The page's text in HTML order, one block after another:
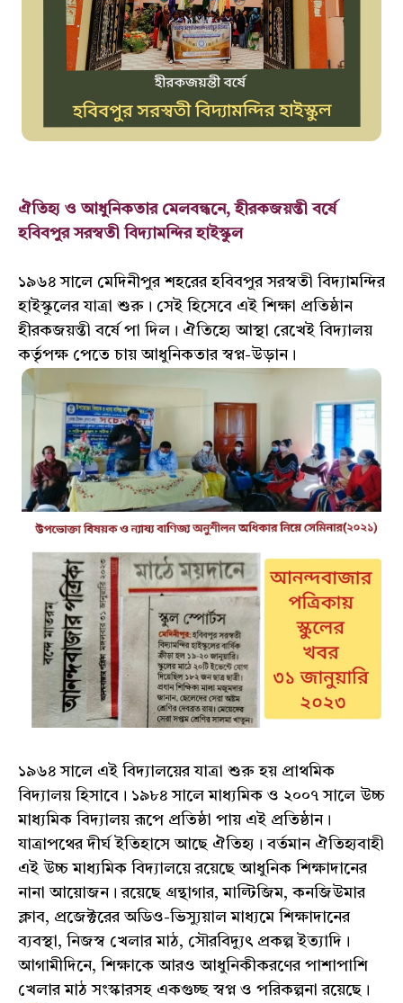
ঐতিহ্য ও আধুনিকতার মেলবন্ধনে, হীরকজয়ন্তী বর্ষে
হবিবপুর সরস্বতী বিদ্যামন্দির হাইস্কুল
১৯৬৪ সালে মেদিনীপুর শহরের হবিবপুর সরস্বতী বিদ্যামন্দির
হাইস্কুলের যাত্রা শুরু। সেই হিসেবে এই শিক্ষা প্রতিষ্ঠান
হীরকজয়ন্তী বর্ষে পা দিল। ঐতিহ্যে আস্থা রেখেই বিদ্যালয়
কর্তৃপক্ষ পেতে চায় আধুনিকতার স্বপ্ন-উড়ান।
১৯৬৪ সালে এই বিদ্যালয়ের যাত্রা শুরু হয় প্রাথমিক
বিদ্যালয় হিসাবে। ১৯৮৪ সালে মাধ্যমিক ও ২০০৭ সালে উচ্চ
মাধ্যমিক বিদ্যালয় রূপে প্রতিষ্ঠা পায় এই প্রতিষ্ঠান।
যাত্রাপথের দীর্ঘ ইতিহাসে আছে ঐতিহ্য। বর্তমান ঐতিহ্যবাহী
এই উচ্চ মাধ্যমিক বিদ্যালয়ে রয়েছে আধুনিক শিক্ষাদানের
নানা আয়োজন। রয়েছে গ্রন্থাগার, মাল্টিজিম, কনজিউমার
ক্লাব, প্রজেক্টরের অডিও-ভিস্যুয়াল মাধ্যমে শিক্ষাদানের
ব্যবস্থা, নিজস্ব খেলার মাঠ, সৌরবিদ্যুৎ প্রকল্প ইত্যাদি।
আগামীদিনে, শিক্ষাকে আরও আধুনিকীকরণের পাশাপাশি
খেলার মাঠ সংস্কারসহ একগুচ্ছ স্বপ্ন ও পরিকল্পনা রয়েছে।